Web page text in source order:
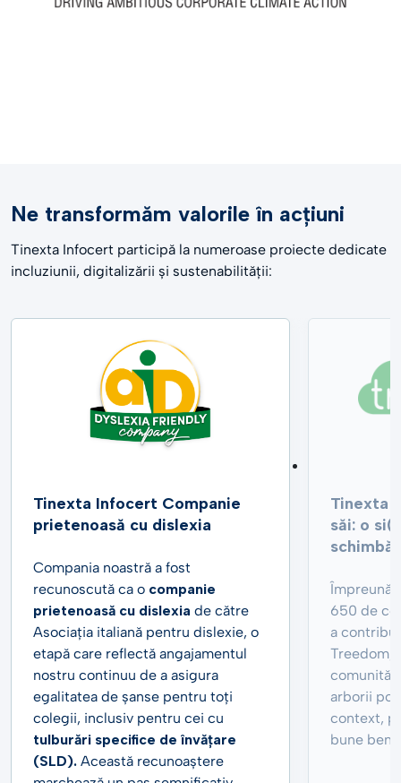
Ne transformăm valorile în acțiuni
Tinexta Infocert participă la numeroase proiecte dedicate
incluziunii, digitalizării și sustenabilității:
Tinexta Infocert Companie
prietenoasă cu dislexia
Compania noastră a fost
recunoscută ca o companie
prietenoasă cu dislexia de către
Asociația italiană pentru dislexie, o
etapă care reflectă angajamentul
nostru continuu de a asigura
egalitatea de șanse pentru toți
colegii, inclusiv pentru cei cu
tulburări specifice de învățare
(SLD). Această recunoaștere
Tinexta
săi: o
Împreună
650 de
a
Treedom,
arborii
context,
bune